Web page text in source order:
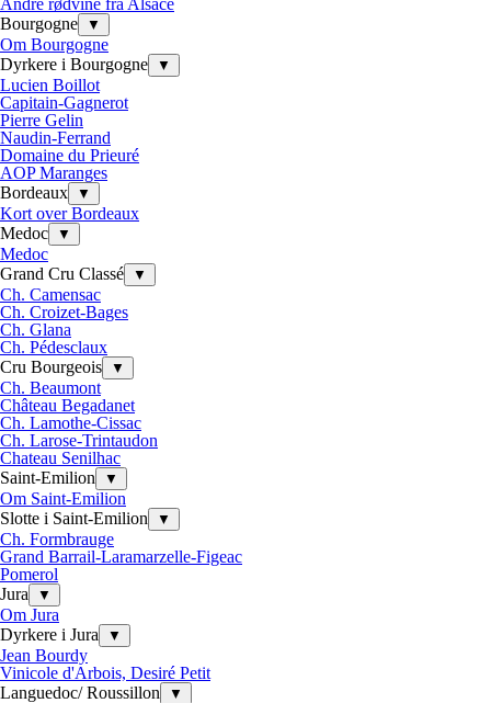
Andre rødvine fra Alsace
Bourgogne
▼
Om Bourgogne
Dyrkere i Bourgogne
▼
Lucien Boillot
Capitain-Gagnerot
Pierre Gelin
Naudin-Ferrand
Domaine du Prieuré
AOP Maranges
Bordeaux
▼
Kort over Bordeaux
Medoc
▼
Medoc
Grand Cru Classé
▼
Ch. Camensac
Ch. Croizet-Bages
Ch. Glana
Ch. Pédesclaux
Cru Bourgeois
▼
Ch. Beaumont
Château Begadanet
Ch. Lamothe-Cissac
Ch. Larose-Trintaudon
Chateau Senilhac
Saint-Emilion
▼
Om Saint-Emilion
Slotte i Saint-Emilion
▼
Ch. Formbrauge
Grand Barrail-Laramarzelle-Figeac
Pomerol
Jura
▼
Om Jura
Dyrkere i Jura
▼
Jean Bourdy
Vinicole d'Arbois, Desiré Petit
Languedoc/ Roussillon
▼